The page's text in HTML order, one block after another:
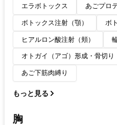
エラボトックス あごプロ
ボトックス注射（顎） ボ
ヒアルロン酸注射（頬）
オトガイ（アゴ）形成・骨切り
あご下筋肉縛り
もっと見る
胸